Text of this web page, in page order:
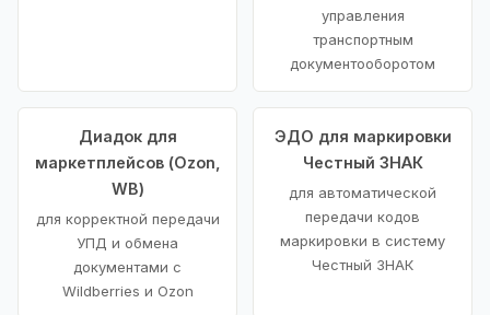
управления
транспортным
документооборотом
Диадок для
маркетплейсов (Ozon,
WB)
для корректной передачи
УПД и обмена
документами с
Wildberries и Ozon
ЭДО для маркировки
Честный ЗНАК
для автоматической
передачи кодов
маркировки в систему
Честный ЗНАК